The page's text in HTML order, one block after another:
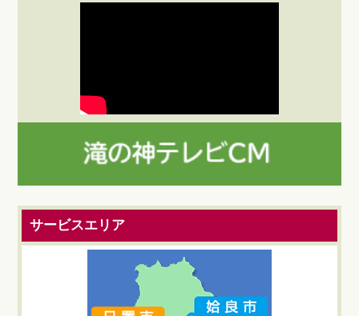
サービスエリア